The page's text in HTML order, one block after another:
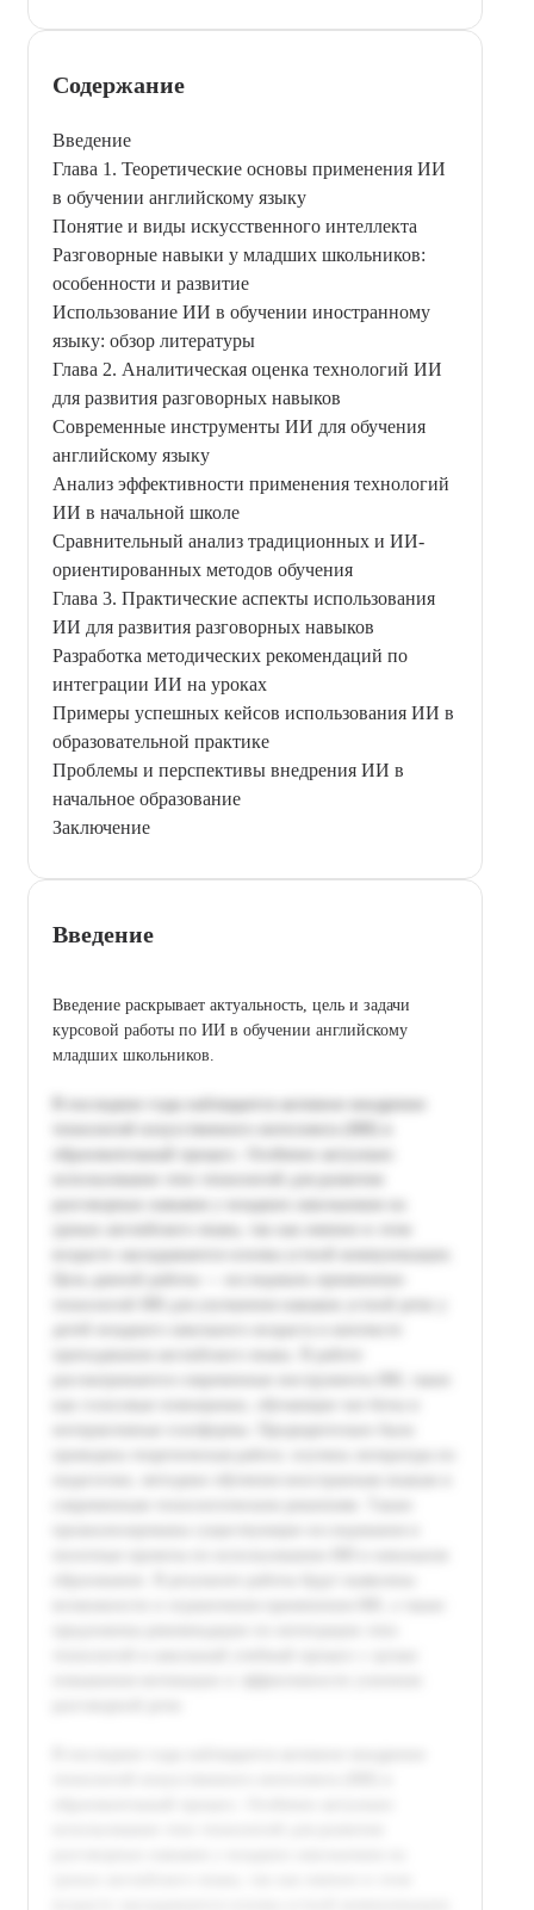
Содержание
Введение
Глава 1. Теоретические основы применения ИИ
в обучении английскому языку
Понятие и виды искусственного интеллекта
Разговорные навыки у младших школьников:
особенности и развитие
Использование ИИ в обучении иностранному
языку: обзор литературы
Глава 2. Аналитическая оценка технологий ИИ
для развития разговорных навыков
Современные инструменты ИИ для обучения
английскому языку
Анализ эффективности применения технологий
ИИ в начальной школе
Сравнительный анализ традиционных и ИИ-
ориентированных методов обучения
Глава 3. Практические аспекты использования
ИИ для развития разговорных навыков
Разработка методических рекомендаций по
интеграции ИИ на уроках
Примеры успешных кейсов использования ИИ в
образовательной практике
Проблемы и перспективы внедрения ИИ в
начальное образование
Заключение
Введение
Введение раскрывает актуальность, цель и задачи
курсовой работы по ИИ в обучении английскому
младших школьников.